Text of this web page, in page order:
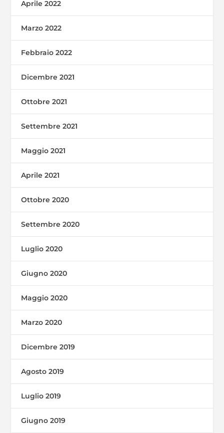
Aprile 2022
Marzo 2022
Febbraio 2022
Dicembre 2021
Ottobre 2021
Settembre 2021
Maggio 2021
Aprile 2021
Ottobre 2020
Settembre 2020
Luglio 2020
Giugno 2020
Maggio 2020
Marzo 2020
Dicembre 2019
Agosto 2019
Luglio 2019
Giugno 2019